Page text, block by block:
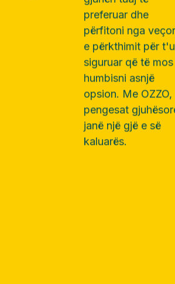
01
Scan the
QR-Code
and
browse the
menu